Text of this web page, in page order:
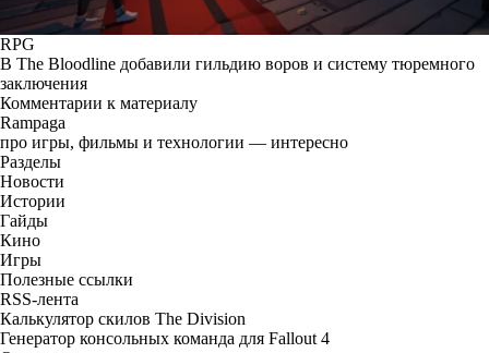
RPG
В The Bloodline добавили гильдию воров и систему тюремного
заключения
Комментарии к материалу
Rampaga
про игры, фильмы и технологии — интересно
Разделы
Новости
Истории
Гайды
Кино
Игры
Полезные ссылки
RSS-лента
Калькулятор скилов The Division
Генератор консольных команда для Fallout 4